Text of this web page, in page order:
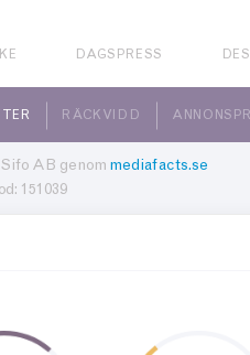
DAGSPRESS
RÄCKVIDD
AB genom mediafacts.se
151039